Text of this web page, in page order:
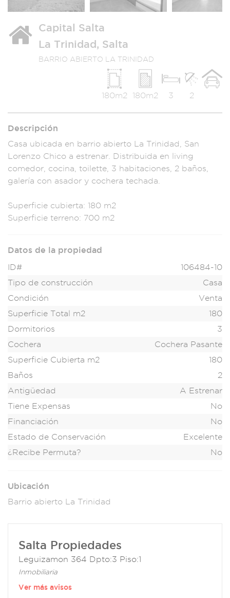
Capital Salta
La Trinidad, Salta
BARRIO ABIERTO LA TRINIDAD
2
3
180m2
180m2
Descripción
Casa ubicada en barrio abierto La Trinidad
, San
Lorenzo Chico a estrenar. Distribuida en living
comedor, cocina, toilette , 3 habitaciones, 2 baños,
galería con asador y cochera techada.
Superficie cubierta: 180 m2
Superficie terreno: 700 m2
Datos de la propiedad
ID#
106484-10
Tipo de construcción
Casa
Condición
Venta
Superficie Total m2
180
Dormitorios
3
Cochera
Cochera Pasante
Superficie Cubierta m2
180
Baños
2
Antigüedad
A Estrenar
Tiene Expensas
No
Financiación
No
Estado de Conservación
Excelente
¿Recibe Permuta?
No
Ubicación
Barrio abierto La Trinidad
Salta Propiedades
Leguizamon 364 Dpto:3 Piso:1
Inmobiliaria
Ver más avisos